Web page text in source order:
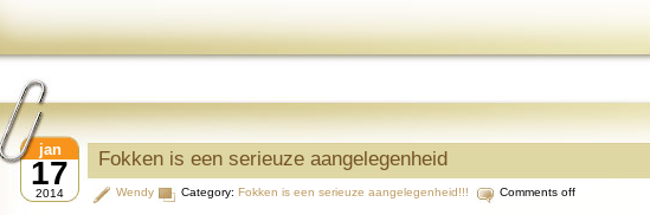
Fokken is een serieuze aangelegenheid
17
jan
2014 Wendy Category: Fokken is een serieuze aangelegenheid!!! Comments off